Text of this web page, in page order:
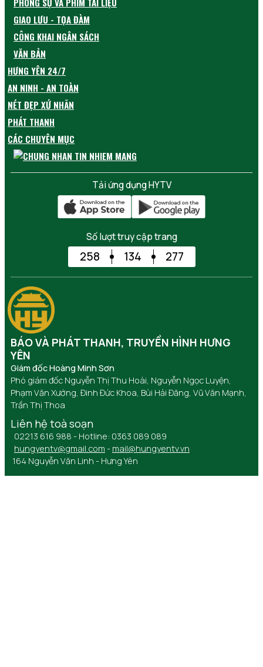
GIAO LƯU - TỌA ĐÀM
CÔNG KHAI NGÂN SÁCH
VĂN BẢN
HƯNG YÊN 24/7
AN NINH - AN TOÀN
NÉT ĐẸP XỨ NHÃN
PHÁT THANH
CÁC CHUYÊN MỤC
Tải ứng dụng HYTV
Số lượt truy cập trang
258 134 277
BÁO VÀ PHÁT THANH, TRUYỀN HÌNH HƯNG
YÊN
Giám đốc Hoàng Minh Sơn
Phó giám đốc Nguyễn Thị Thu Hoài, Nguyễn Ngọc Luyện,
Phạm Văn Xướng, Đinh Đức Khoa, Bùi Hải Đăng, Vũ Văn Mạnh,
Trần Thị Thoa
Liên hệ toà soạn
02213 616 988 - Hotline: 0363 089 089
hungyentv@gmail.com - mail@hungyentv.vn
164 Nguyễn Văn Linh - Hưng Yên